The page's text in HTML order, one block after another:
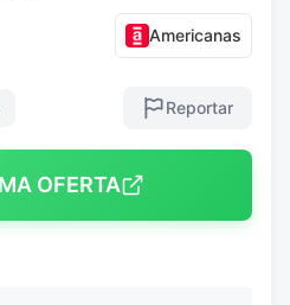
Americanas
Reportar
OFERTA